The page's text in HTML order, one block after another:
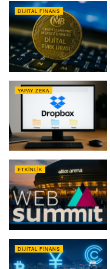
DIJITAL FINANS
YAPAY ZEKA
ETKINLIK
DIJITAL FINANS